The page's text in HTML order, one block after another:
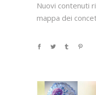
Nuovi contenuti
mappa dei